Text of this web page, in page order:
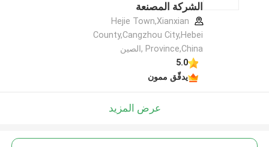
الشركة المصنعة
Hejie Town,Xianxian
County,Cangzhou City,Hebei
Province,China ,الصين
5.0
يدقّق ممون
عرض المزيد